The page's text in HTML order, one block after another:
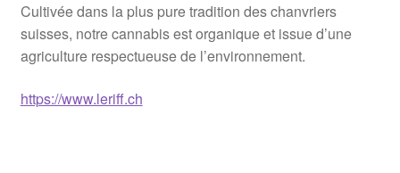
Cultivée dans la plus pure tradition des chanvriers
suisses, notre cannabis est organique et issue d’une
agriculture respectueuse de l’environnement.
https://www.leriff.ch